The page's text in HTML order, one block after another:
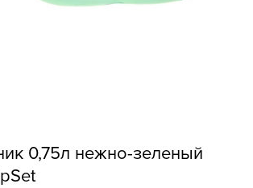
0,75л нежно-зеленый